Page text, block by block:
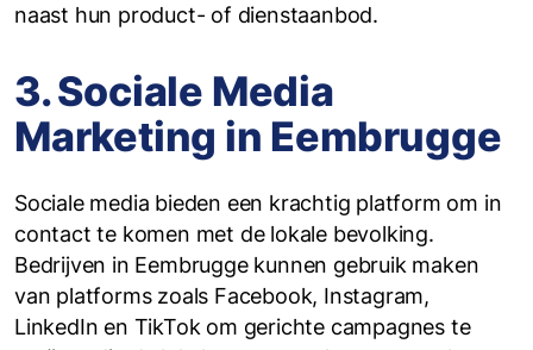
naast hun product- of dienstaanbod.
3. Sociale Media
Marketing in Eembrugge
Sociale media bieden een krachtig platform om in
contact te komen met de lokale bevolking.
Bedrijven in Eembrugge kunnen gebruik maken
van platforms zoals Facebook, Instagram,
LinkedIn en TikTok om gerichte campagnes te